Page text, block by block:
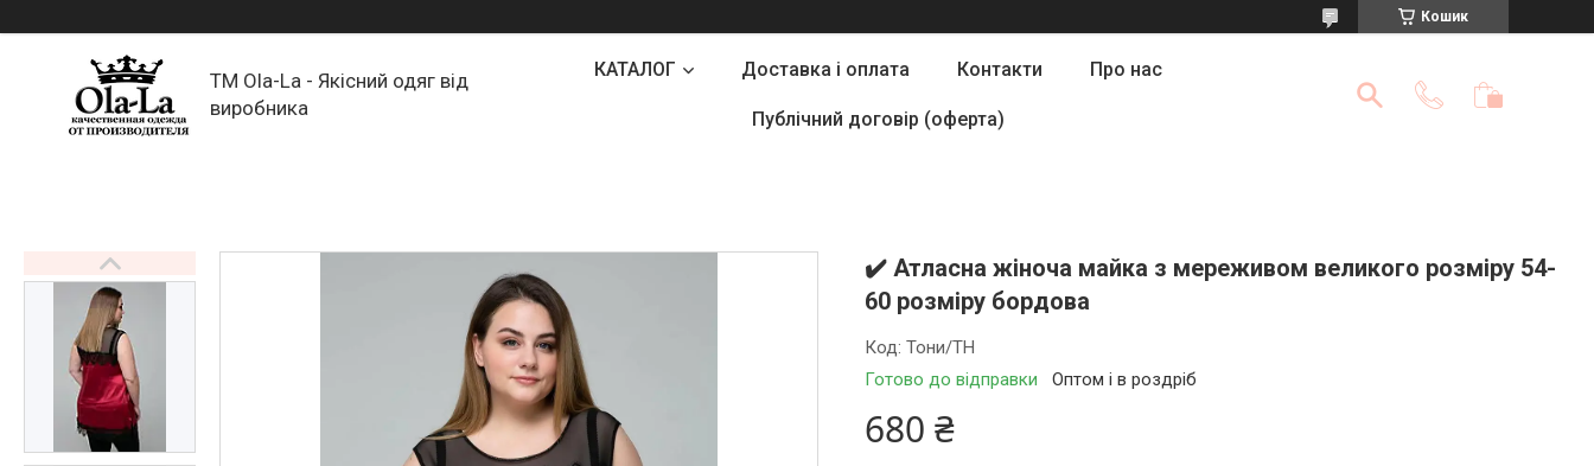
Кошик
TM Ola-La - Якісний одяг від
виробника
КАТАЛОГ Доставка і оплата Контакти Про нас
Публічний договір (оферта)
✔️ Атласна жіноча майка з мереживом великого розміру 54-
60 розміру бордова
Готово до відправки Оптом і в роздріб
Код:Тони/ТН
680 ₴